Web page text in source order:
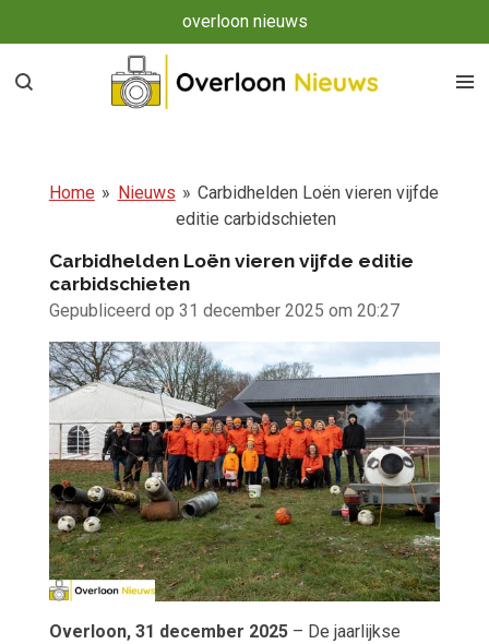
direct
naar
overloon nieuws
Home » Nieuws » Carbidhelden Loën vieren vijfde
editie carbidschieten
Carbidhelden Loën vieren vijfde editie
carbidschieten
Gepubliceerd op 31 december 2025 om 20:27
Overloon, 31 december 2025– De jaarlijkse